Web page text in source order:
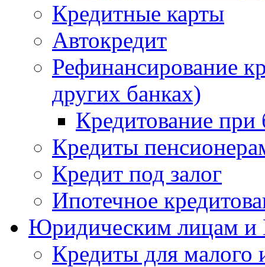
Кредитные карты
Автокредит
Рефинансирование
других банках)
Кредитование при
Кредиты
Кредит под залог
Ипотечное
Юридическим лицам
Кредиты для малого